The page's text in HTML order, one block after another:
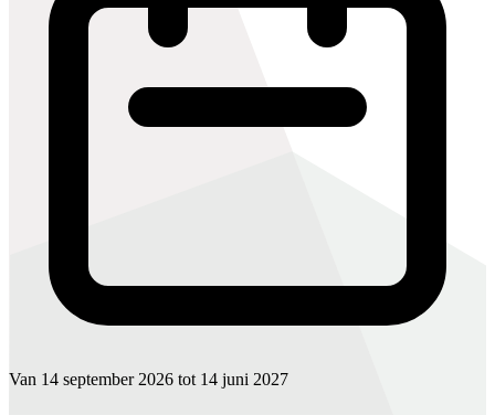
Van 14 september 2026 tot 14 juni 2027